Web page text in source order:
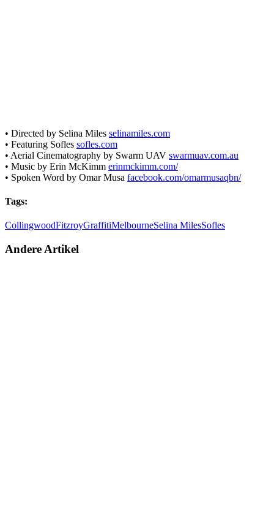
• Directed by Selina Miles selinamiles.com
• Featuring Sofles sofles.com
• Aerial Cinematography by Swarm UAV swarmuav.com.au
• Music by Erin McKimm erinmckimm.com/
• Spoken Word by Omar Musa facebook.com/omarmusaqbn/
Tags:
CollingwoodFitzroyGraffitiMelbourneSelina MilesSofles
Andere Artikel